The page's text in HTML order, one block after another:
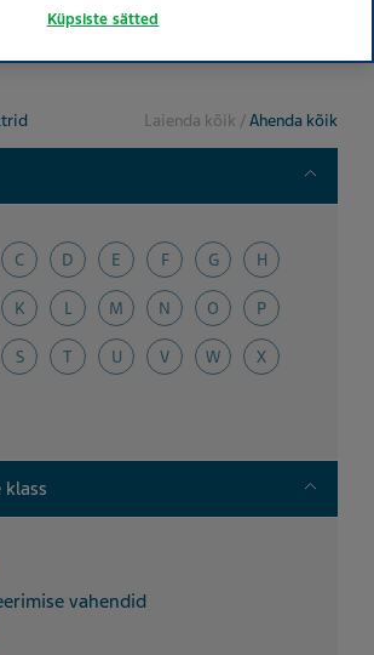
Laienda kõik /Ahenda kõik
Toggle
C D E F G H
K L M N O P
S T U V W X
Toggle
vahendid
Küpsiste sätted